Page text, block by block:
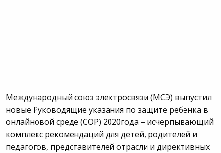
Международный союз электросвязи (МСЭ) выпустил
новые Руководящие указания по защите ребенка в
онлайновой среде (СОР) 2020года – исчерпывающий
комплекс рекомендаций для детей, родителей и
педагогов, представителей отрасли и директивных